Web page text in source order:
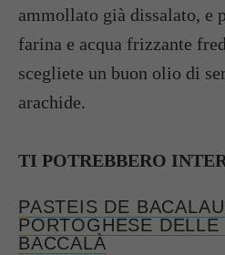
ammollato già dissalato, e
farina e acqua frizzante
scegliete un buon olio di
arachide.
TI POTREBBERO
PASTEIS DE
PORTOGHESE
BACCALÀ